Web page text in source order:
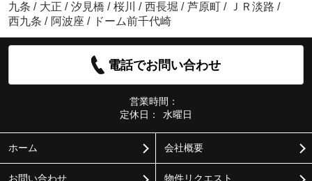
九条 / 大正 / 汐見橋 / 桜川 / 西長堀 / 芦原町 / ＪＲ淡路 /
西九条 / 阿波座 / ドーム前千代崎
電話でお問い合わせ
営業時間：
定休日：
水曜日
ホーム 会社概要
お問い合わせ 物件リクエスト